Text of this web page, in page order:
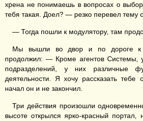
хрена не понимаешь в вопросах о
тебя такая. Доел? — резко перевел тему
— Тогда пошли к модулятору, там
Мы вышли во двор и по дороге к
продолжил: — Кроме агентов Системы,
подразделений, у них различные
деятельности. Я хочу рассказать
начал он и не закончил.
Три действия произошли
высоте открылся ярко-красный портал,